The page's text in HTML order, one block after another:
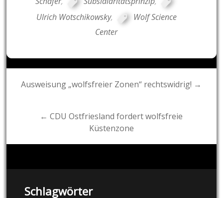
Ulrich Wotschikowsky,
Wolf Science
Center
Post
Ausweisung „wolfsfreier Zonen“ rechtswidrig! →
← CDU Ostfriesland fordert wolfsfreie
Küstenzone
Schlagwörter